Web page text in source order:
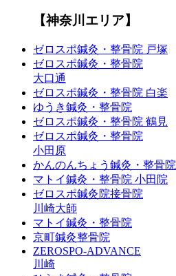
【神奈川エリア】
ゼロスポ鍼灸・整骨院 戸塚
ゼロスポ鍼灸・整骨院
大口通
ゼロスポ鍼灸・整骨院 白楽
ゆうき鍼灸・整骨院
ゼロスポ鍼灸・整骨院 鶴見
ゼロスポ鍼灸・整骨院
小田原
かんのんちょう鍼灸・整骨院
マトイ鍼灸・整骨院 小田院
ゼロスポ鍼灸院接骨院
川崎大師
マトイ鍼灸・整骨院
京町鍼灸整骨院
ZEROSPO-ADVANCE
川崎